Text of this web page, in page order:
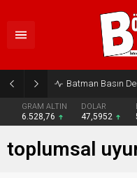
GRAM ALTIN
6.528,76
DOLAR
47,5952
toplumsal